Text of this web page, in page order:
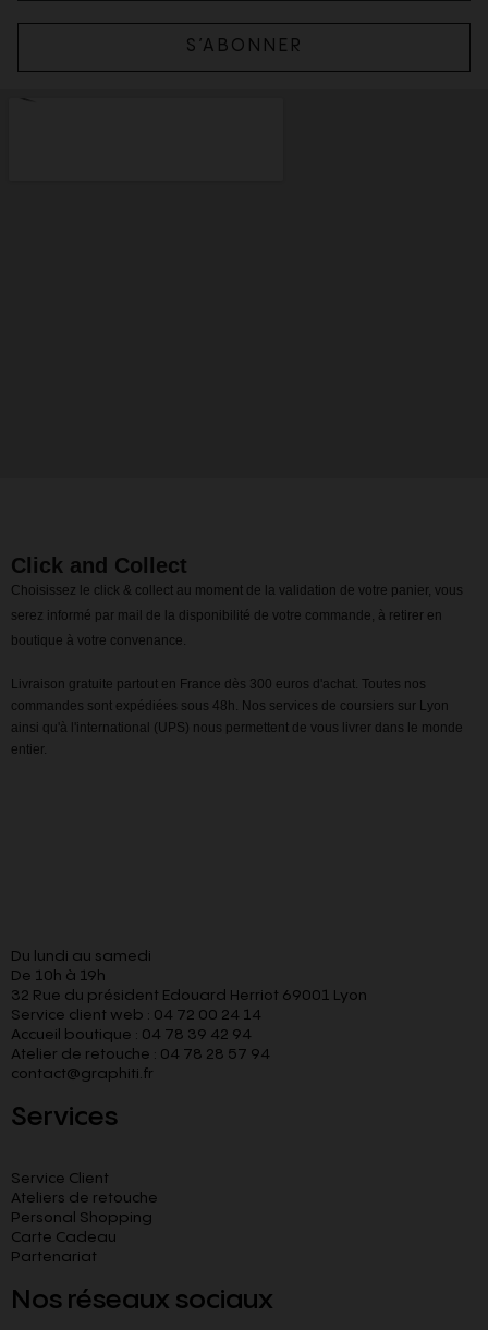
S’ABONNER
Click and Collect
Choisissez le click & collect au moment de la validation de votre panier, vous
serez informé par mail de la disponibilité de votre commande, à retirer en
boutique à votre convenance.
Livraison gratuite partout en France dès 300 euros d'achat. Toutes nos
commandes sont expédiées sous 48h. Nos services de coursiers sur Lyon
ainsi qu'à l'international (UPS) nous permettent de vous livrer dans le monde
entier.
Du lundi au samedi
De 10h à 19h
32 Rue du président Edouard Herriot 69001 Lyon
Service client web : 04 72 00 24 14
Accueil boutique : 04 78 39 42 94
Atelier de retouche : 04 78 28 57 94
contact@graphiti.fr
Services
Service Client
Ateliers de retouche
Personal Shopping
Carte Cadeau
Partenariat
Nos réseaux sociaux